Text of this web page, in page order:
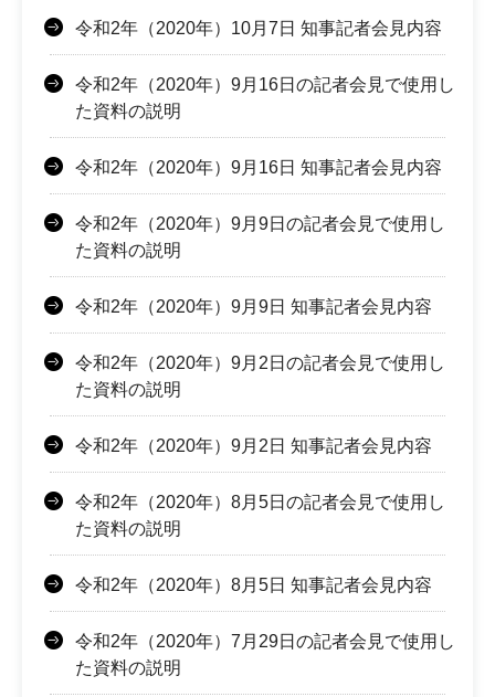
令和2年（2020年）10月7日 知事記者会見内容
令和2年（2020年）9月16日の記者会見で使用し
た資料の説明
令和2年（2020年）9月16日 知事記者会見内容
令和2年（2020年）9月9日の記者会見で使用し
た資料の説明
令和2年（2020年）9月9日 知事記者会見内容
令和2年（2020年）9月2日の記者会見で使用し
た資料の説明
令和2年（2020年）9月2日 知事記者会見内容
令和2年（2020年）8月5日の記者会見で使用し
た資料の説明
令和2年（2020年）8月5日 知事記者会見内容
令和2年（2020年）7月29日の記者会見で使用し
た資料の説明